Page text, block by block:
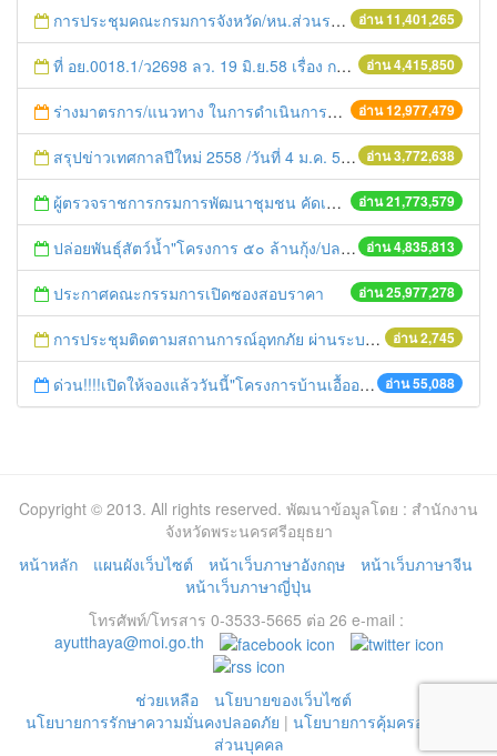
อ่าน 11,401,265
การประชุมคณะกรมการจังหวัด/หน.ส่วนราชการประจำเดือน มิถุนายน 2558
อ่าน 4,415,850
ที่ อย.0018.1/ว2698 ลว. 19 มิ.ย.58 เรื่อง การแก้ไขปัญหาหนี้สินให้แก่เกษตรกร
อ่าน 12,977,479
ร่างมาตรการ/แนวทาง ในการดำเนินการประกอบการตรวจราชการแบบบูรณาการ
อ่าน 3,772,638
สรุปข่าวเทศกาลปีใหม่ 2558 /วันที่ 4 ม.ค. 58
อ่าน 21,773,579
ผู้ตรวจราชการกรมการพัฒนาชุมชน คัดเลือกข้าราชการและลูกจ้างดีเด่น และหน่วยงานพัฒนาชุมชนใสสะอาด ประจำปี ๒๕๕๔
อ่าน 4,835,813
ปล่อยพันธุ์สัตว์น้ำ"โครงการ ๕๐ ล้านกุ้ง/ปลา ฟื้นชีวิตใหม่ให้เจ้าพระยา
อ่าน 25,977,278
ประกาศคณะกรรมการเปิดซองสอบราคา
อ่าน 2,745
การประชุมติดตามสถานการณ์อุทกภัย ผ่านระบบ Web Conferance
อ่าน 55,088
ด่วน!!!!เปิดให้จองแล้ววันนี้"โครงการบ้านเอื้ออาทรอยุธยา (โรจนะ)"
Copyright © 2013. All rights reserved. พัฒนาข้อมูลโดย : สำนักงาน
จังหวัดพระนครศรีอยุธยา
หน้าหลัก
แผนผังเว็บไซต์ หน้าเว็บภาษาอังกฤษ
หน้าเว็บภาษาจีน
หน้าเว็บภาษาญี่ปุ่น
โทรศัพท์/โทรสาร 0-3533-5665 ต่อ 26 e-mail :
ayutthaya@moi.go.th
ช่วยเหลือ
นโยบายของเว็บไซต์
นโยบายการรักษาความมั่นคงปลอดภัย | นโยบายการคุ้มครองข้อมูล
ส่วนบุคคล